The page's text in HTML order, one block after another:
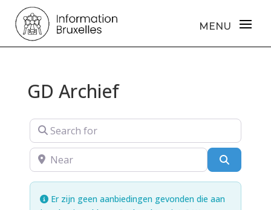
GD Archief
Search for
Near
Er zijn geen aanbiedingen gevonden die aan